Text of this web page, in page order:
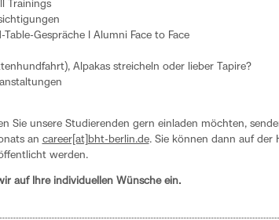
Trainings
Gespräche I Alumni Face to Face
Alpakas streicheln oder lieber Tapire?
Sie unsere Studierenden gern einladen möchten,
an career[at]bht-berlin.de. Sie können dann auf der
werden.
auf Ihre individuellen Wünsche ein.